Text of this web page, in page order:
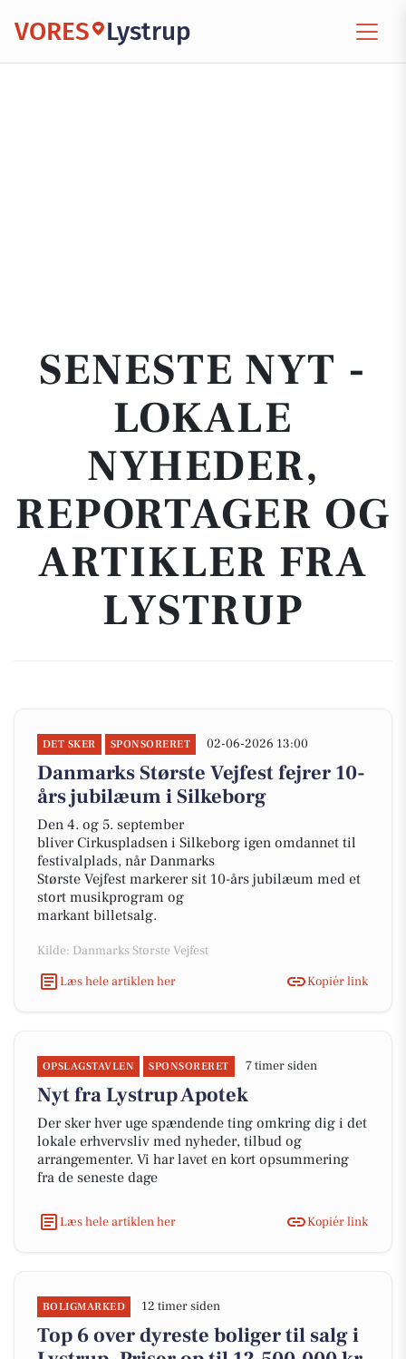
VORES Lystrup
SENESTE NYT -
LOKALE
NYHEDER,
REPORTAGER OG
ARTIKLER FRA
LYSTRUP
DET SKER SPONSORERET 02-06-2026 13:00
Danmarks Største Vejfest fejrer 10-
års jubilæum i Silkeborg
Den 4. og 5. september
bliver Cirkuspladsen i Silkeborg igen omdannet til
festivalplads, når Danmarks
Største Vejfest markerer sit 10-års jubilæum med et
stort musikprogram og
markant billetsalg.
Kilde: Danmarks Største Vejfest
Læs hele artiklen her
Kopiér link
OPSLAGSTAVLEN SPONSORERET 7 timer siden
Nyt fra Lystrup Apotek
Der sker hver uge spændende ting omkring dig i det
lokale erhvervsliv med nyheder, tilbud og
arrangementer. Vi har lavet en kort opsummering
fra de seneste dage
Læs hele artiklen her Kopiér link
BOLIGMARKED 12 timer siden
Top 6 over dyreste boliger til salg i